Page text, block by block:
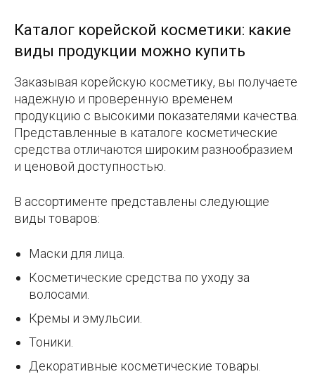
Каталог корейской косметики: какие
виды продукции можно купить
Заказывая корейскую косметику, вы получаете
надежную и проверенную временем
продукцию с высокими показателями качества.
Представленные в каталоге косметические
средства отличаются широким разнообразием
и ценовой доступностью.
В ассортименте представлены следующие
виды товаров:
Маски для лица.
Косметические средства по уходу за
волосами.
Кремы и эмульсии.
Тоники.
Декоративные косметические товары.